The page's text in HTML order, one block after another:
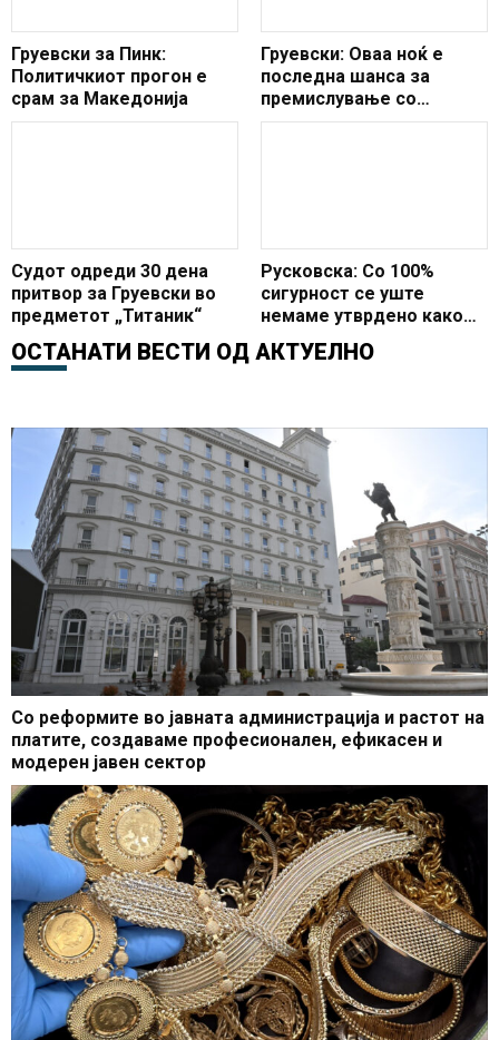
Груевски за Пинк:
Политичкиот прогон е
срам за Македонија
Груевски: Оваа ноќ е
последна шанса за
премислување со
ставањето на
Судот одреди 30 дена
притвор за Груевски во
предметот „Титаник“
Русковска: Со 100%
сигурност се уште
немаме утврдено како
побегнал Груевски
ОСТАНАТИ ВЕСТИ ОД АКТУЕЛНО
Со реформите во јавната администрација и растот на
платите, создаваме професионален, ефикасен и
модерен јавен сектор